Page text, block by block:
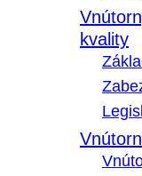
kvality